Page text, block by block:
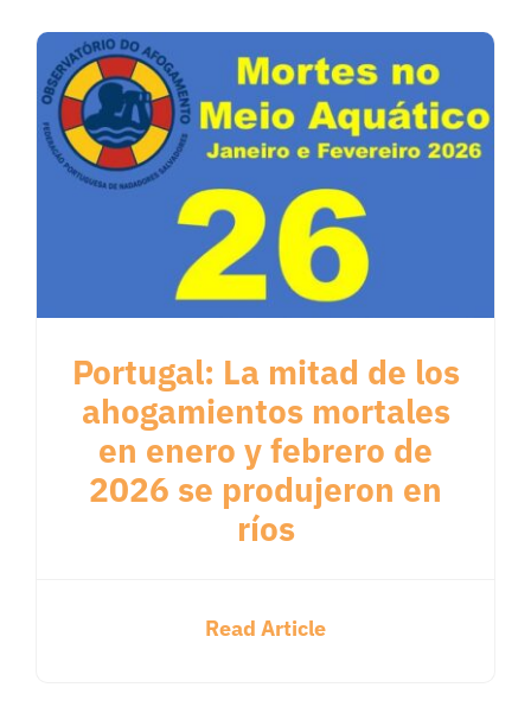
Portugal: La mitad de los
ahogamientos mortales
en enero y febrero de
2026 se produjeron en
ríos
Read Article